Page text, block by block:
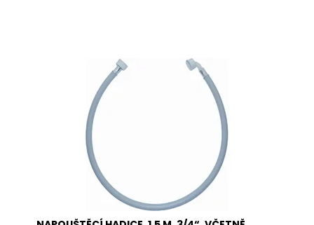
Napouštěcí hadice JOLLY v celkové délce 1,5 m,
3/4“ dodávaná včetně těsnění. Hadice je určená
pro všechny druhy praček a myček nádobí.
Jedna strana obsahuje přímou koncovku a
druhá strana obsahuje koncovku s kolínkem.
Dostupnost: